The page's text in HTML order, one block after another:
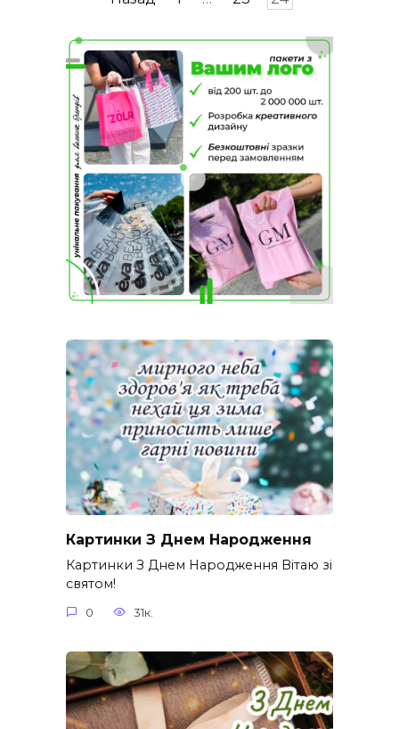
Картинки З Днем Народження
Картинки З Днем Народження Вітаю зі
святом!
0 31к.